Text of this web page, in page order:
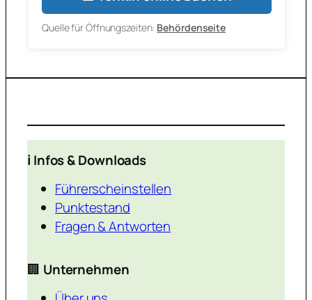
Quelle für Öffnungszeiten: Behördenseite
ℹ️ Infos & Downloads
Führerscheinstellen
Punktestand
Fragen & Antworten
🏢 Unternehmen